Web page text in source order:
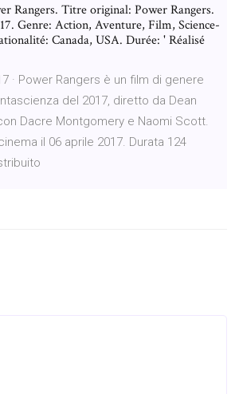
Rangers. Titre original: Power Rangers.
Genre: Action, Aventure, Film, Science-
Canada, USA. Durée: ' Réalisé
· Power Rangers è un film di genere
del 2017, diretto da Dean
Dacre Montgomery e Naomi Scott.
il 06 aprile 2017. Durata 124